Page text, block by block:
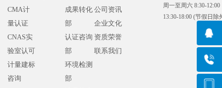
CMA计
量认证
CNAS实
验室认可
计量建标
咨询
成果转化
部
认证咨询
部
环境检测
部
公司资讯
企业文化
资质荣誉
联系我们
周一至周六 8:30-12:00
13:30-18:00 (节假日除